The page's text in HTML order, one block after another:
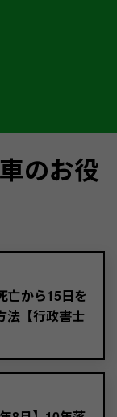
のお役
亡から15日を
法【行政書士